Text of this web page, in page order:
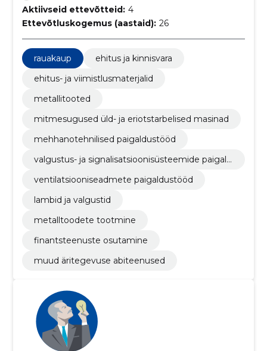
Aktiivseid ettevõtteid: 4
Ettevõtluskogemus (aastaid): 26
rauakaup
ehitus ja kinnisvara
ehitus- ja viimistlusmaterjalid
metallitooted
mitmesugused üld- ja eriotstarbelised masinad
mehhanotehnilised paigaldustööd
valgustus- ja signalisatsioonisüsteemide paigald
ventilatsiooniseadmete paigaldustööd
lambid ja valgustid
metalltoodete tootmine
finantsteenuste osutamine
muud äritegevuse abiteenused